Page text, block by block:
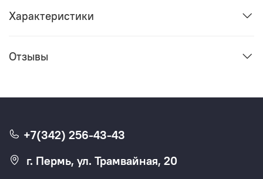
Характеристики
Отзывы
+7(342) 256-43-43
г. Пермь, ул. Трамвайная, 20